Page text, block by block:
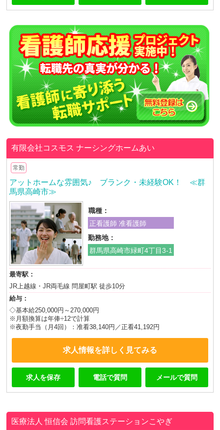
有限会社コスモスナーシングホームあい
常勤
アットホームな雰囲気♪ ブランク・未経験OK！ ≪群
馬県高崎市≫
職種：
正看護師 准看護師
勤務地：
群馬県高崎市緑町4丁目3-1
最寄駅：
JR上越線・JR両毛線 問屋町駅 徒歩10分
給与：
◇基本給250,000円～270,000円
※月額換算は年俸÷12で計算
※夜勤手当（月4回）：准看38,140円／正看41,192円
求人情報を詳しく見てみる
求人を保存 電話で質問 メールで質問
医療法人 恒信会訪問看護ステーションこやぎ